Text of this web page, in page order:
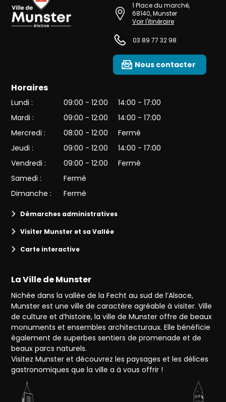
1 Place du marché,
68140,Munster
Voir l'itinéraire
03 89 77 32 98
Nous contacter
Horaires
Lundi : 09:00 - 12:00
14:00 - 17:00
Mardi :
09:00 - 12:00
14:00 - 17:00
Mercredi :
08:00 - 12:00
Fermé
Jeudi :
09:00 - 12:00
14:00 - 17:00
Vendredi :
09:00 - 12:00
Fermé
Samedi :
Fermé
Dimanche :
Fermé
Démarches administratives
Visiter Munster et sa Vallée
Carte interactive
La Ville de Munster
Nichée dans la vallée de la Fecht au sud de l’Alsace,
Munster est une ville de caractère agréable à visiter. Ville
de culture et d’histoire, la ville de Munster offre de beaux
monuments et ensembles architecturaux. Elle bénéficie
également de superbes sentiers de promenade et de
beaux parcs naturels.
Visitez Munster et découvrez les paysages et les délices
gastronomiques que la ville a à vous offrir !